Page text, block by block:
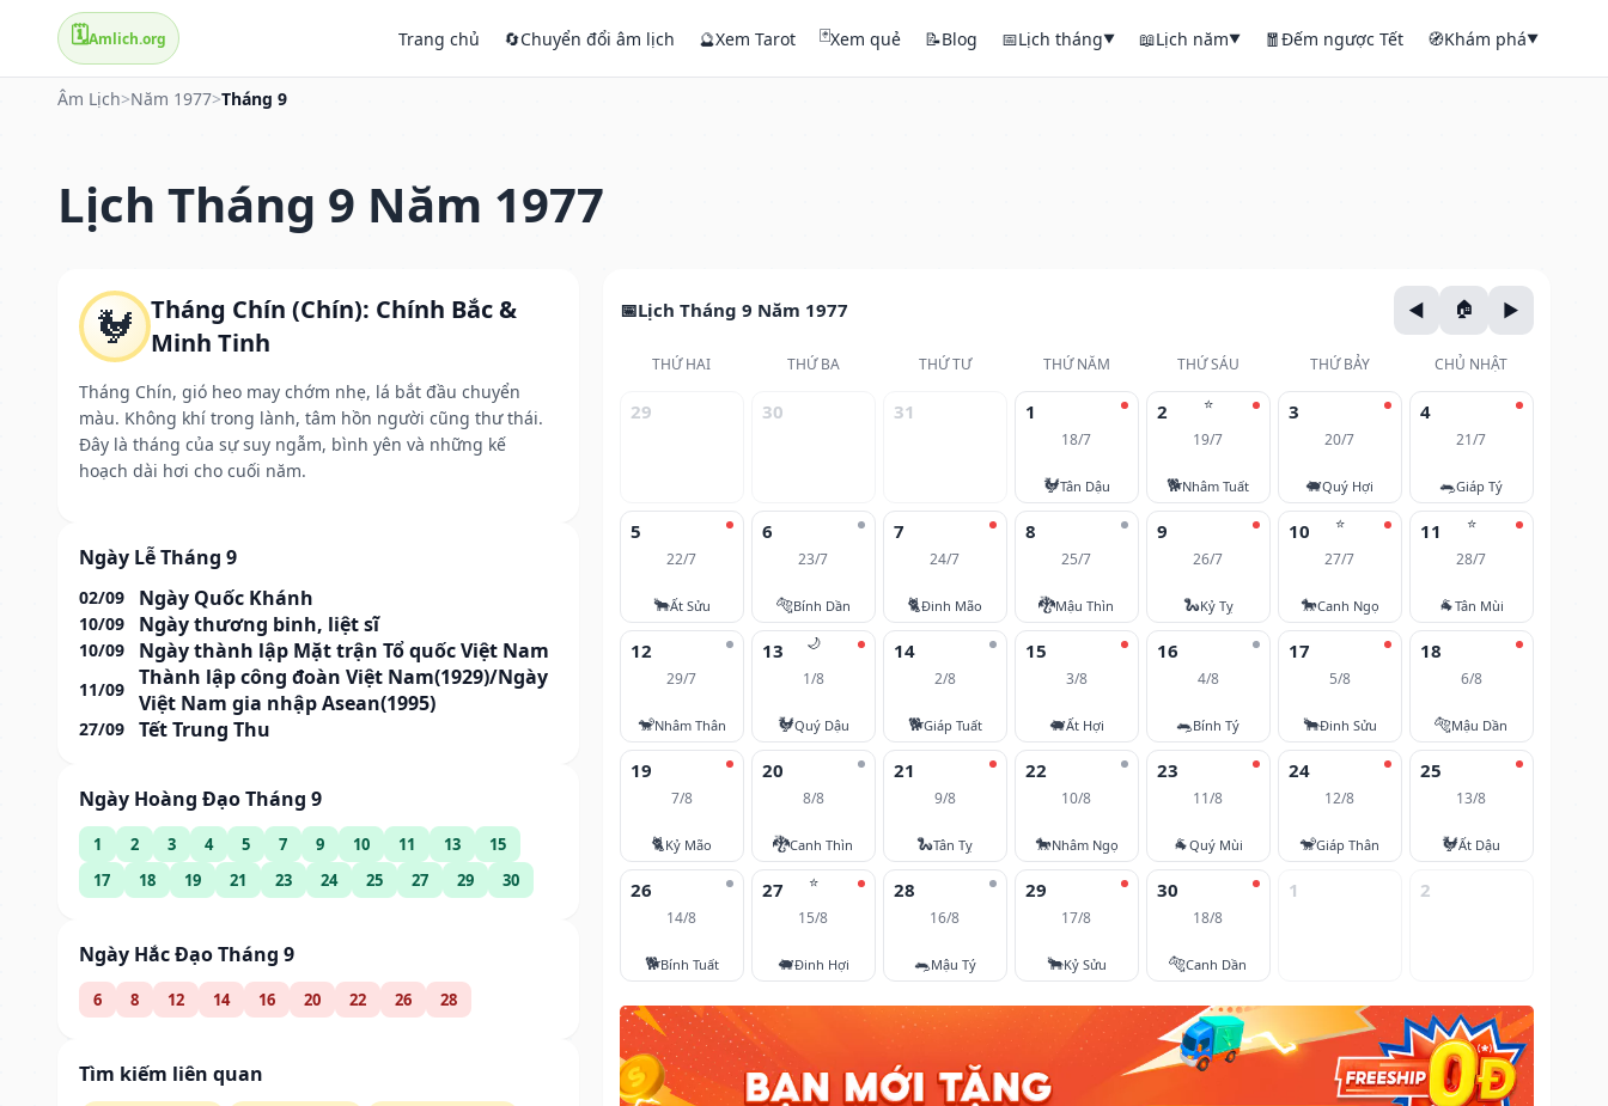
🗓️Amlich.org Trang chủ 🔄Chuyển đổi âm lịch 🔮Xem Tarot 🃏Xem quẻ 📝Blog 📅Lịch tháng▼ 📖Lịch năm▼ 🧧Đếm ngược Tết 🧭Khám phá▼
Âm Lịch>Năm 1977>Tháng 9
Lịch Tháng 9 Năm 1977
🐓 Tháng Chín (Chín): Chính Bắc &
Minh Tinh
Tháng Chín, gió heo may chớm nhẹ, lá bắt đầu chuyển
màu. Không khí trong lành, tâm hồn người cũng thư thái.
Đây là tháng của sự suy ngẫm, bình yên và những kế
hoạch dài hơi cho cuối năm.
Ngày Lễ Tháng 9
02/09 Ngày Quốc Khánh
10/09 Ngày thương binh, liệt sĩ
10/09 Ngày thành lập Mặt trận Tổ quốc Việt Nam
11/09
Thành lập công đoàn Việt Nam(1929)/Ngày
Việt Nam gia nhập Asean(1995)
27/09 Tết Trung Thu
Ngày Hoàng Đạo Tháng 9
1 2 3 4 5 7 9 10 11 13
15
17
18 19 21 23 24 25 27 29 30
Ngày Hắc Đạo Tháng 9
6 8 12 14 16 20 22 26 28
Tìm kiếm liên quan
Lịch Tháng 9 Năm 1977
THỨ HAI THỨ BA THỨ TƯ THỨ NĂM THỨ SÁU THỨ BẢY CHỦ NHẬT
29 30 31 1
18/7
🐓Tân Dậu
⭐
2
19/7
🐕Nhâm Tuất
3
20/7
🐖Quý Hợi
4
21/7
🐀Giáp Tý
5
22/7
🐂Ất Sửu
6
23/7
🐅Bính Dần
7
24/7
🐈Đinh Mão
8
25/7
🐉Mậu Thìn
9
26/7
🐍Kỷ Tỵ
⭐
10
27/7
🐎Canh Ngọ
⭐
11
28/7
🐐Tân Mùi
12
29/7
🐒Nhâm Thân
🌙
13
1/8
🐓Quý Dậu
14
2/8
🐕Giáp Tuất
15
3/8
🐖Ất Hợi
16
4/8
🐀Bính Tý
17
5/8
🐂Đinh Sửu
18
6/8
🐅Mậu Dần
19
7/8
🐈Kỷ Mão
20
8/8
🐉Canh Thìn
21
9/8
🐍Tân Tỵ
22
10/8
🐎Nhâm Ngọ
23
11/8
🐐Quý Mùi
24
12/8
🐒Giáp Thân
25
13/8
🐓Ất Dậu
26
14/8
🐕Bính Tuất
⭐
27
15/8
🐖Đinh Hợi
28
16/8
🐀Mậu Tý
29
17/8
🐂Kỷ Sửu
30
18/8
🐅Canh Dần
1 2